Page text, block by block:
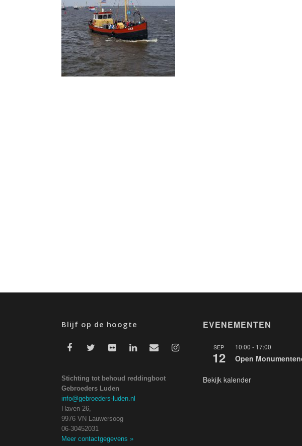
Blijf op de hoogte
Stichting tot behoud reddingboot
Gebroeders Luden
info@gebroeders-luden.nl
Haven 26,
9976 VN Lauwersoog
06-30452031
Meer contactgegevens »
EVENEMENTEN
SEP
12
10:00 - 17:00
Open
Bekijk kalender